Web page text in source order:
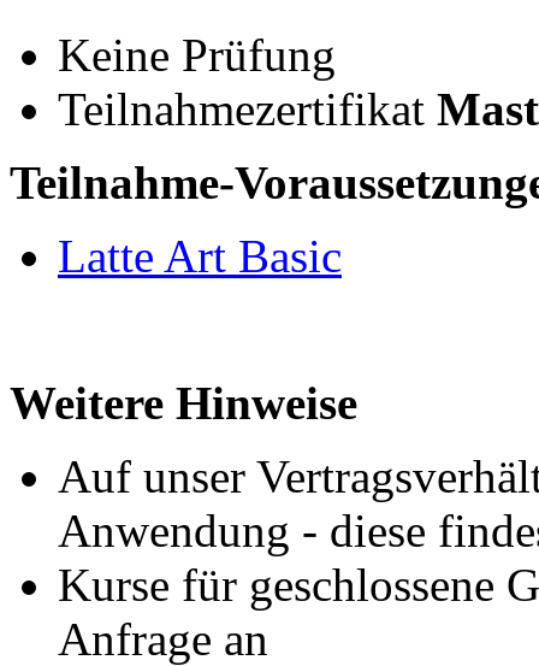
Keine Prüfung
Teilnahmezertifikat
Teilnahme-
Latte Art Basic
Weitere Hinweise
Auf unser
Anwendung - diese
Kurse für geschlossene
Anfrage an